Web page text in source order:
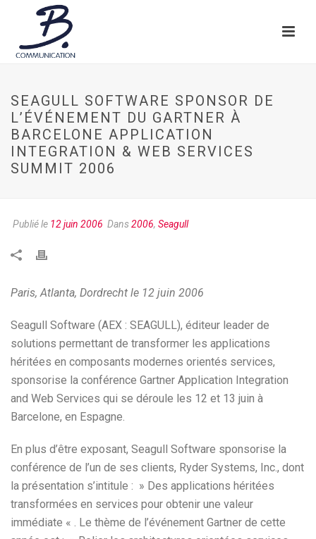
SEAGULL SOFTWARE SPONSOR DE
L’ÉVÉNEMENT DU GARTNER À
BARCELONE APPLICATION
INTEGRATION & WEB SERVICES
SUMMIT 2006
Publié le 12 juin 2006 Dans2006, Seagull
Paris, Atlanta, Dordrecht le 12 juin 2006
Seagull Software (AEX : SEAGULL), éditeur leader de
solutions permettant de transformer les applications
héritées en composants modernes orientés services,
sponsorise la conférence Gartner Application Integration
and Web Services qui se déroule les 12 et 13 juin à
Barcelone, en Espagne.
En plus d’être exposant, Seagull Software sponsorise la
conférence de l’un de ses clients, Ryder Systems, Inc., dont
la présentation s’intitule : » Des applications héritées
transformées en services pour obtenir une valeur
immédiate « . Le thème de l’événement Gartner de cette